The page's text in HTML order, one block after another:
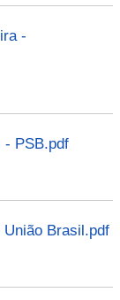
-
- PSB.pdf
Brasil.pdf